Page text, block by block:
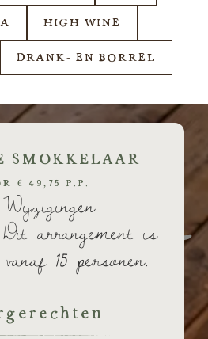
HIGH WINE
DRANK- EN BORREL
SMOKKELAAR
€ 49,75 P.P.
Dit arrangement is
15 personen.